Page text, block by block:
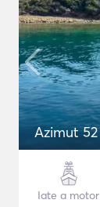
Azimut 52
Iate a motor